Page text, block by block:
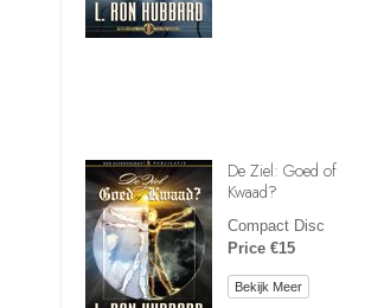
De Ziel: Goed of
Kwaad?
Compact Disc
Price €15
Bekijk Meer